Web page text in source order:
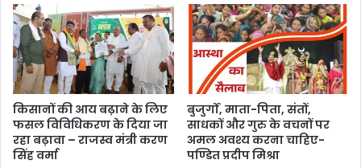
किसानों की आय बढ़ाने के लिए
फसल विविधिकरण के दिया जा
रहा बढ़ावा – राजस्व मंत्री करण
सिंह वर्मा
बुजुर्गों, माता-पिता, संतों,
साधकों और गुरु के वचनों पर
अमल अवश्य करना चाहिए-
पण्डित प्रदीप मिश्रा